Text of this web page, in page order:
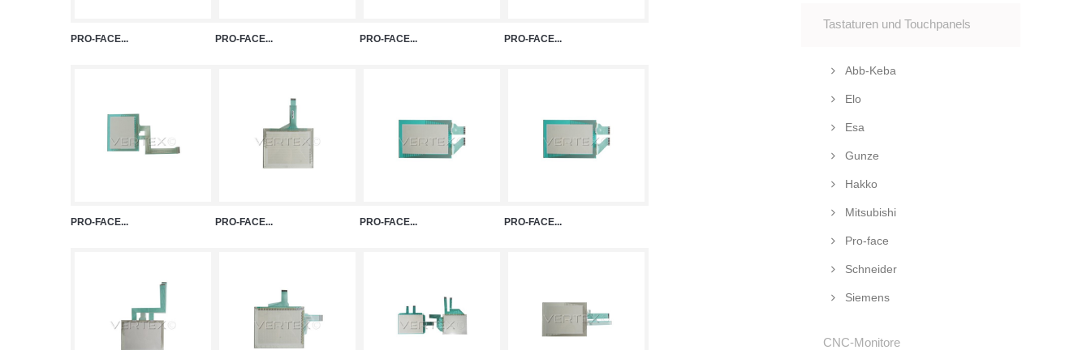
PRO-FACE... PRO-FACE... PRO-FACE... PRO-FACE...
PRO-FACE... PRO-FACE... PRO-FACE... PRO-FACE...
Tastaturen und Touchpanels
Abb-Keba
Elo
Esa
Gunze
Hakko
Mitsubishi
Pro-face
Schneider
Siemens
CNC-Monitore